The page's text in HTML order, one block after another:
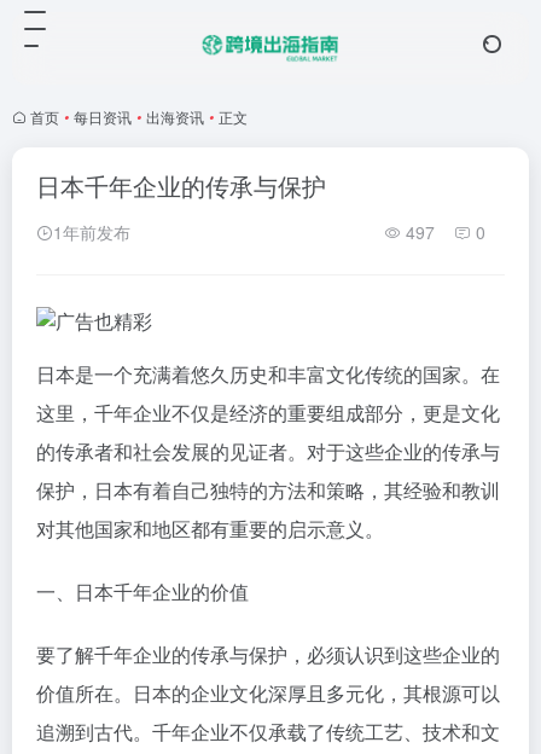
首页 • 每日资讯 • 出海资讯 • 正文
日本千年企业的传承与保护
1年前发布 497 0
日本是一个充满着悠久历史和丰富文化传统的国家。在
这里，千年企业不仅是经济的重要组成部分，更是文化
的传承者和社会发展的见证者。对于这些企业的传承与
保护，日本有着自己独特的方法和策略，其经验和教训
对其他国家和地区都有重要的启示意义。
一、日本千年企业的价值
要了解千年企业的传承与保护，必须认识到这些企业的
价值所在。日本的企业文化深厚且多元化，其根源可以
追溯到古代。千年企业不仅承载了传统工艺、技术和文